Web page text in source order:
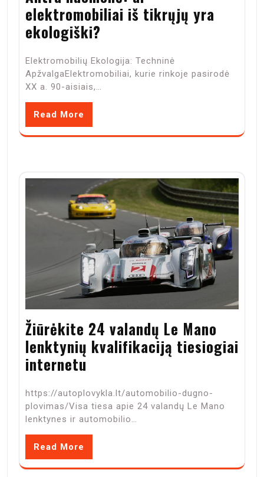
elektromobiliai iš tikrųjų yra
ekologiški?
Elektromobilių Ekologija: Techninė
ApžvalgaElektromobiliai, kurie rinkoje pasirodė
XX a. 90-aisiais,…
Read More
Žiūrėkite 24 valandų Le Mano
lenktynių kvalifikaciją tiesiogiai
internetu
https://autoplovykla.lt/automobilio-dugno-
plovimas/Visa tiesa apie 24 valandų Le Mano
lenktynes ir automobilio…
Read More